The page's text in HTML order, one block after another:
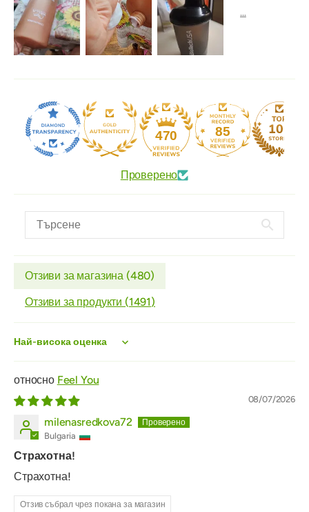
470 85
Проверено
Отзиви за магазина (480)
Отзиви за продукти (1491)
Sort by
Feel You
08/07/2026
milenasredkova72
Bulgaria
Страхотна!
Страхотна!
Отзив събрал чрез покана за магазин